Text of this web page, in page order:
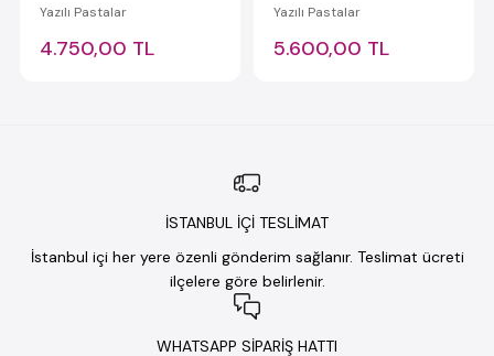
Yazılı Pastalar
4.750,00 TL
Yazılı Pastalar
5.600,00 TL
İSTANBUL İÇİ TESLİMAT
İstanbul içi her yere özenli gönderim sağlanır. Teslimat ücreti
ilçelere göre belirlenir.
WHATSAPP SİPARİŞ HATTI